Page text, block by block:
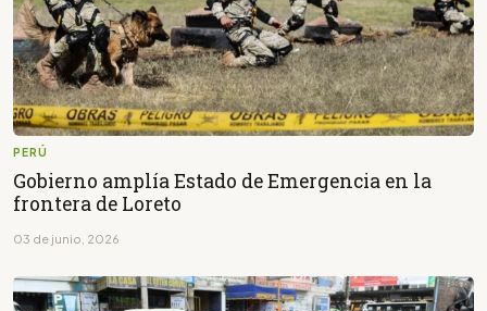
PERÚ
Gobierno amplía Estado de Emergencia en la
frontera de Loreto
03 de junio, 2026